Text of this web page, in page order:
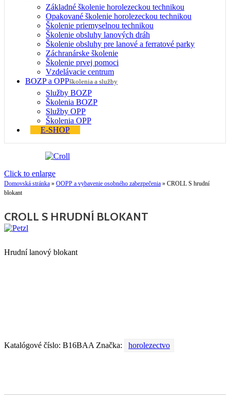
Základné školenie horolezeckou technikou
Opakované školenie horolezeckou technikou
Školenie priemyselnou technikou
Školenie obsluhy lanových dráh
Školenie obsluhy pre lanové a ferratové parky
Záchranárske školenie
Školenie prvej pomoci
Vzdelávacie centrum
BOZP a OPPškolenia a služby
Služby BOZP
Školenia BOZP
Služby OPP
Školenia OPP
E-SHOP
Click to enlarge
Domovská stránka » OOPP a vybavenie osobného zabezpečenia » CROLL S hrudní
blokant
CROLL S HRUDNÍ BLOKANT
Hrudní lanový blokant
Katalógové číslo: B16BAA Značka: horolezectvo